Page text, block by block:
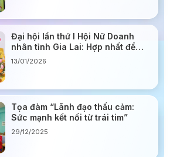
Đại hội lần thứ I Hội Nữ Doanh
nhân tỉnh Gia Lai: Hợp nhất để
mạnh hơn, đồng hành để đi xa
13/01/2026
Tọa đàm “Lãnh đạo thấu cảm:
Sức mạnh kết nối từ trái tim”
29/12/2025